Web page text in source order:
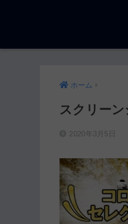
ホーム
スクリーン
2020年3月5日